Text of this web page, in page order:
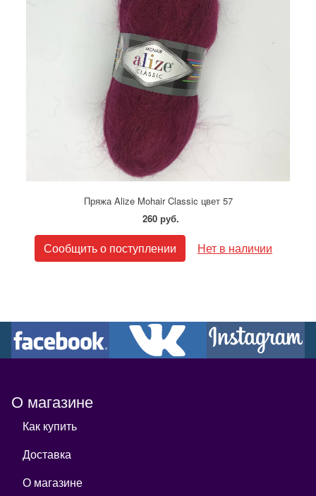
Пряжа Alize Mohair Classic цвет 57
260 руб.
Сообщить о поступлении Нет в наличии
О магазине
Как купить
Доставка
О магазине